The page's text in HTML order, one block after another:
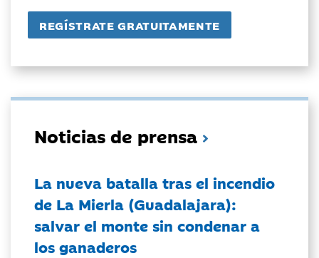
Noticias de prensa
La nueva batalla tras el incendio
de La Mierla (Guadalajara):
salvar el monte sin condenar a
los ganaderos